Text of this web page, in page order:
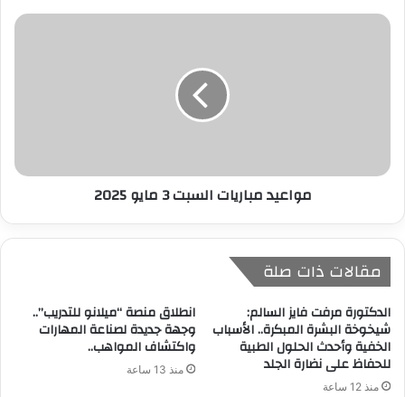
ي
مواعيد مباريات السبت 3 مايو 2025
مقالات ذات صلة
الدكتورة مرفت فايز السالم:
شيخوخة البشرة المبكرة.. الأسباب
الخفية وأحدث الحلول الطبية
للحفاظ على نضارة الجلد
منذ 12 ساعة
انطلاق منصة “ميلانو للتدريب”..
وجهة جديدة لصناعة المهارات
واكتشاف المواهب..
منذ 13 ساعة